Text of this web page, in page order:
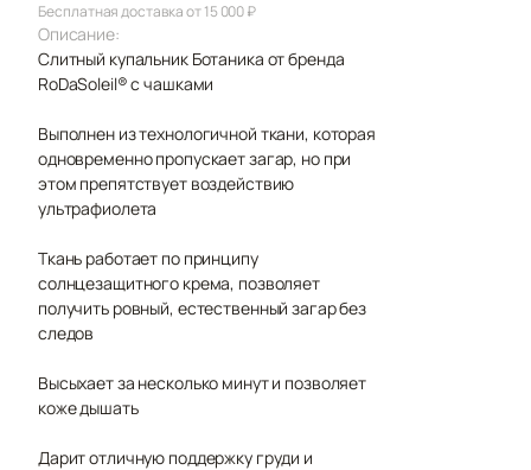
Бесплатная доставка от 15 000 ₽
Описание:
Слитный купальник Ботаника от бренда
RoDaSoleil®️ с чашками
Выполнен из технологичной ткани, которая
одновременно пропускает загар, но при
этом препятствует воздействию
ультрафиолета
Ткань работает по принципу
солнцезащитного крема, позволяет
получить ровный, естественный загар без
следов
Высыхает за несколько минут и позволяет
коже дышать
Дарит отличную поддержку груди и